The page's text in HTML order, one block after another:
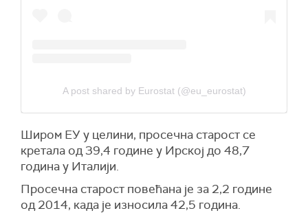
A post shared by Eurostat (@eu_eurostat)
Широм ЕУ у целини, просечна старост се
кретала од 39,4 године у Ирској до 48,7
година у Италији.
Просечна старост повећана је за 2,2 године
од 2014, када је износила 42,5 година.